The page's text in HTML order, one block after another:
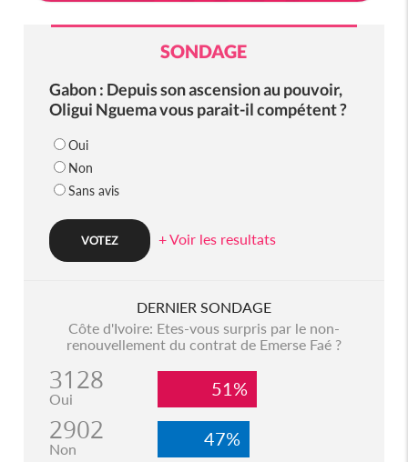
SONDAGE
Gabon : Depuis son ascension au pouvoir,
Oligui Nguema vous parait-il compétent ?
Oui
Non
Sans avis
+ Voir les resultats
DERNIER SONDAGE
Côte d'Ivoire: Etes-vous surpris par le non-
renouvellement du contrat de Emerse Faé ?
3128
Oui 51%
2902
Non 47%